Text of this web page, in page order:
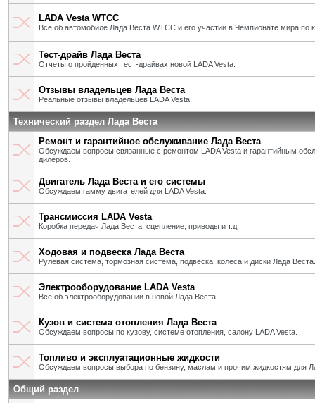
LADA Vesta WTCC
Все об автомобиле Лада Веста WTCC и его участии в Чемпионате мира по
Тест-драйв Лада Веста
Отчеты о пройденных тест-драйвах новой LADA Vesta.
Отзывы владельцев Лада Веста
Реальные отзывы владельцев LADA Vesta.
Технический раздел Лада Веста
Ремонт и гарантийное обслуживание Лада Веста
Обсуждаем вопросы связанные с ремонтом LADA Vesta и гарантийным
дилеров.
Двигатель Лада Веста и его системы
Обсуждаем гамму двигателей для LADA Vesta.
Трансмиссия LADA Vesta
Коробка передач Лада Веста, сцепление, приводы и т.д.
Ходовая и подвеска Лада Веста
Рулевая система, тормозная система, подвеска, колеса и диски Лада Веста.
Электрооборудование LADA Vesta
Все об электрооборудовании в новой Лада Веста.
Кузов и система отопления Лада Веста
Обсуждаем вопросы по кузову, системе отопления, салону LADA Vesta.
Топливо и эксплуатационные жидкости
Обсуждаем вопросы выбора по бензину, маслам и прочим жидкостям для
Общий раздел